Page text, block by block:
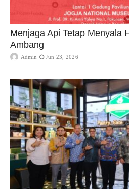
Menjaga Api Tetap Menyala
Ambang
Admin Jun 23, 2026